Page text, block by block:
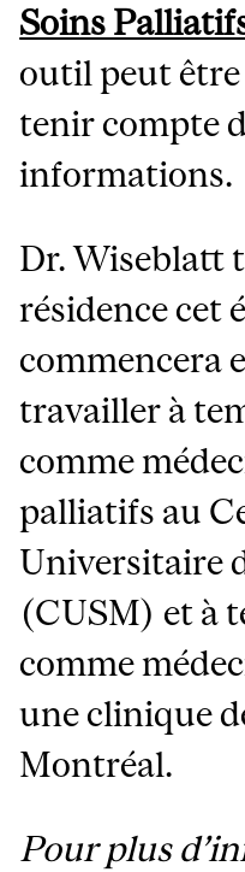
Soins
outil peut
tenir compte
informations.
Dr. Wiseblatt
résidence cet
commencera
travailler à
comme
palliatifs au
Universitaire
(CUSM) et à
comme
une clinique
Montréal.
Pour plus